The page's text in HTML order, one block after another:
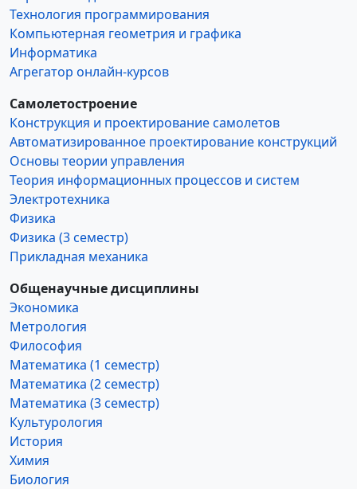
Технология программирования
Компьютерная геометрия и графика
Информатика
Агрегатор онлайн-курсов
Самолетостроение
Конструкция и проектирование самолетов
Автоматизированное проектирование конструкций
Основы теории управления
Теория информационных процессов и систем
Электротехника
Физика
Физика (3 семестр)
Прикладная механика
Общенаучные дисциплины
Экономика
Метрология
Философия
Математика (1 семестр)
Математика (2 семестр)
Математика (3 семестр)
Культурология
История
Химия
Биология